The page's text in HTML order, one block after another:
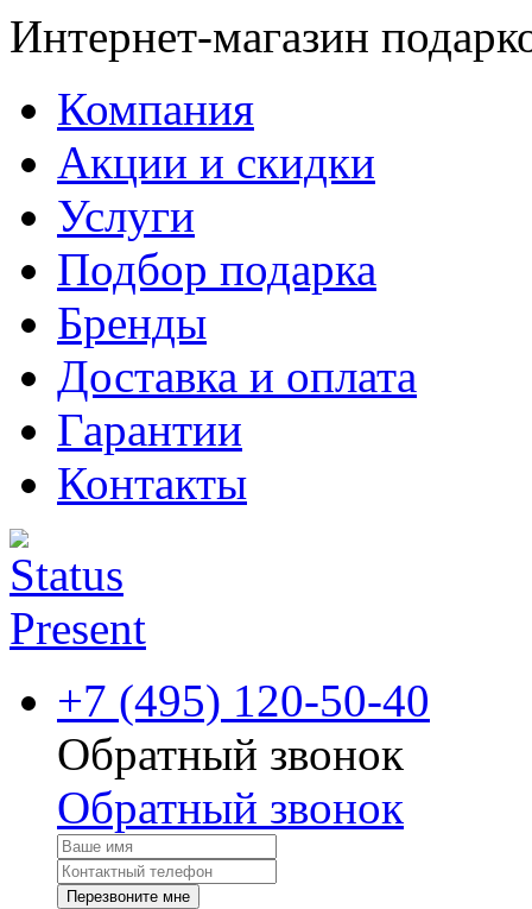
Интернет-магазин
Компания
Акции и скидки
Услуги
Подбор подарка
Бренды
Доставка и оплата
Гарантии
Контакты
+7 (495) 120-50-40
Обратный звонок
Обратный звонок
Перезвоните мне